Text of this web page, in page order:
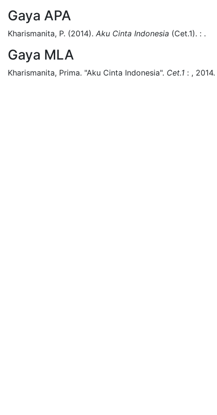
Gaya APA
Kharismanita, P. (2014). Aku Cinta Indonesia (Cet.1). : .
Gaya MLA
Kharismanita, Prima. "Aku Cinta Indonesia". Cet.1 : , 2014.